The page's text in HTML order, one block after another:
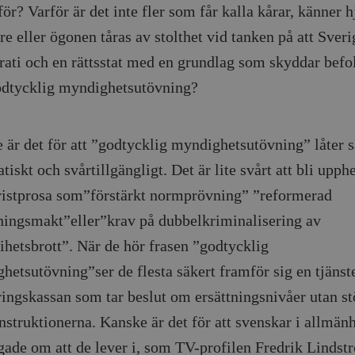
Varför är det inte fler som får kalla kårar, känner
eller ögonen tåras av stolthet vid tanken på att
och en rättsstat med en grundlag som skyddar
myndighetsutövning?
är det för att ”godtycklig myndighetsutövning” låter
och svårtillgängligt. Det är lite svårt att bli
som”förstärkt normprövning” ”reformerad
på dubbelkriminalisering av
När de hör frasen ”godtycklig
de flesta säkert framför sig en
som tar beslut om ersättningsnivåer utan
Kanske är det för att svenskar i
om att de lever i, som TV-profilen Fredrik
Google LLC
1 dag
Denna cookie ställs in av Google Analytics. Den
unikt värde för varje besökt sida och används
sidvisningar.
.timbro.se
sekunder
Detta är en mönstertyps-cookie som har ställts in
mönsterelementet i namnet innehåller det unika
som används för att begränsa mängden data
2
minuter
.timbro.se
minuter
Mailchimp
28 dagar
Inc.
.podbean.com
minuter
Denna cookie används för att skilja mellan människor och
för webbplatsen för att göra giltiga rapporter om
Meta
3
Används av Facebook för att leverera en serie
Inc.
månad
Dessa kakor används av Vimeo-videospelaren på